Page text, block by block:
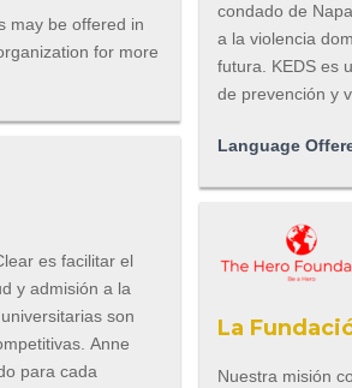
may be offered in
for more
es facilitar el
y admisión a la
son
Anne
para cada
condado de
a la violencia
futura. KEDS es
de prevención y
Language
La
Nuestra misión